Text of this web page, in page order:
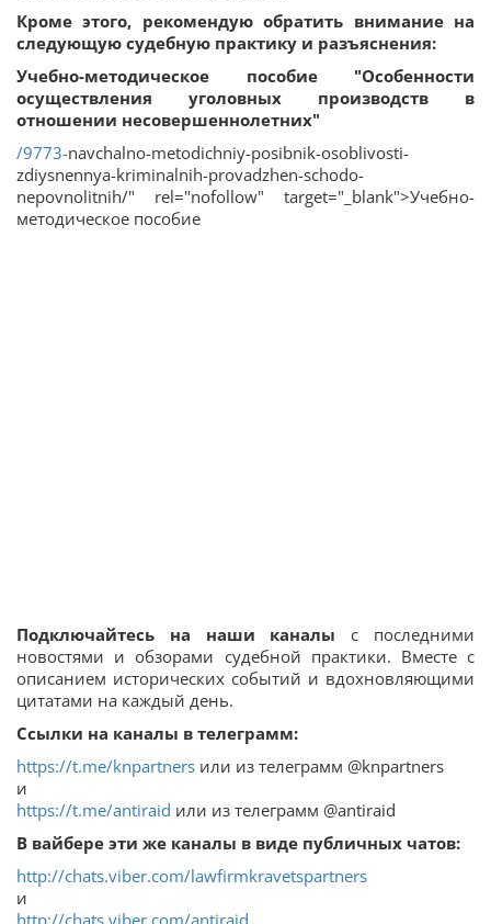
Кроме этого, рекомендую обратить внимание на
следующую судебную практику и разъяснения:
Учебно-методическое пособие "Особенности
осуществления уголовных производств в
отношении несовершеннолетних"
/9773-navchalno-metodichniy-posibnik-osoblivosti-
zdiysnennya-kriminalnih-provadzhen-schodo-
nepovnolitnih/" rel="nofollow" target="_blank">Учебно-
методическое пособие
Подключайтесь на наши каналы с последними
новостями и обзорами судебной практики. Вместе с
описанием исторических событий и вдохновляющими
цитатами на каждый день.
Ссылки на каналы в телеграмм:
https://t.me/knpartners или из телеграмм @knpartners
и
https://t.me/antiraid или из телеграмм @antiraid
В вайбере эти же каналы в виде публичных чатов:
http://chats.viber.com/lawfirmkravetspartners
и
http://chats.viber.com/antiraid